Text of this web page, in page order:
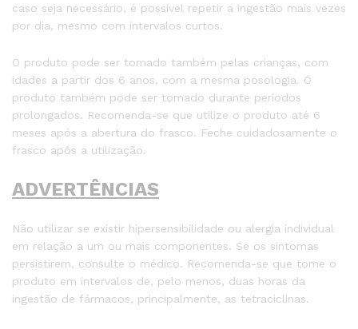
caso seja necessário, é possível repetir a ingestão mais vezes
por dia, mesmo com intervalos curtos.
O produto pode ser tomado também pelas crianças, com
idades a partir dos 6 anos, com a mesma posologia. O
produto também pode ser tomado durante períodos
prolongados. Recomenda-se que utilize o produto até 6
meses após a abertura do frasco. Feche cuidadosamente o
frasco após a utilização.
ADVERTÊNCIAS
Não utilizar se existir hipersensibilidade ou alergia individual
em relação a um ou mais componentes. Se os sintomas
persistirem, consulte o médico. Recomenda-se que tome o
produto em intervalos de, pelo menos, duas horas da
ingestão de fármacos, principalmente, as tetraciclinas.